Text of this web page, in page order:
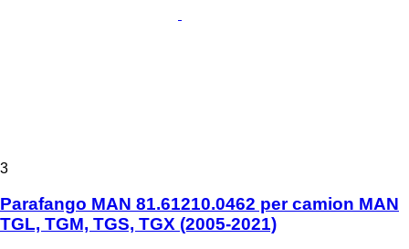
3
Parafango MAN 81.61210.0462 per camion MAN
TGL, TGM, TGS, TGX (2005-2021)